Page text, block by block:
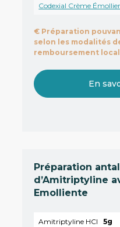
Codexial Crème
€ Préparation
selon les modalités
remboursement
En
Préparation
d’Amitriptyline
Emolliente
Amitriptyline HCl 5g